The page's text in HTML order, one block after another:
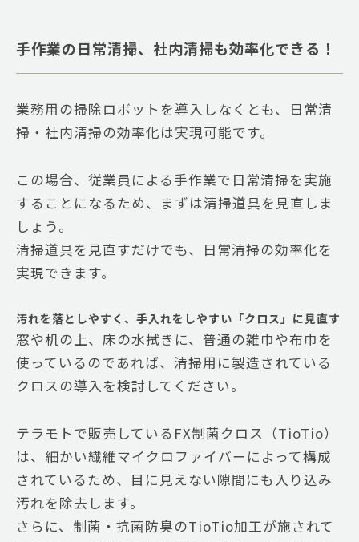
手作業の日常清掃、社内清掃も効率化できる！
業務用の掃除ロボットを導入しなくとも、日常清
掃・社内清掃の効率化は実現可能です。
この場合、従業員による手作業で日常清掃を実施
することになるため、まずは清掃道具を見直しま
しょう。
清掃道具を見直すだけでも、日常清掃の効率化を
実現できます。
汚れを落としやすく、手入れをしやすい「クロス」に見直す
窓や机の上、床の水拭きに、普通の雑巾や布巾を
使っているのであれば、清掃用に製造されている
クロスの導入を検討してください。
テラモトで販売しているFX制菌クロス（TioTio）
は、細かい繊維マイクロファイバーによって構成
されているため、目に見えない隙間にも入り込み
汚れを除去します。
さらに、制菌・抗菌防臭のTioTio加工が施されて